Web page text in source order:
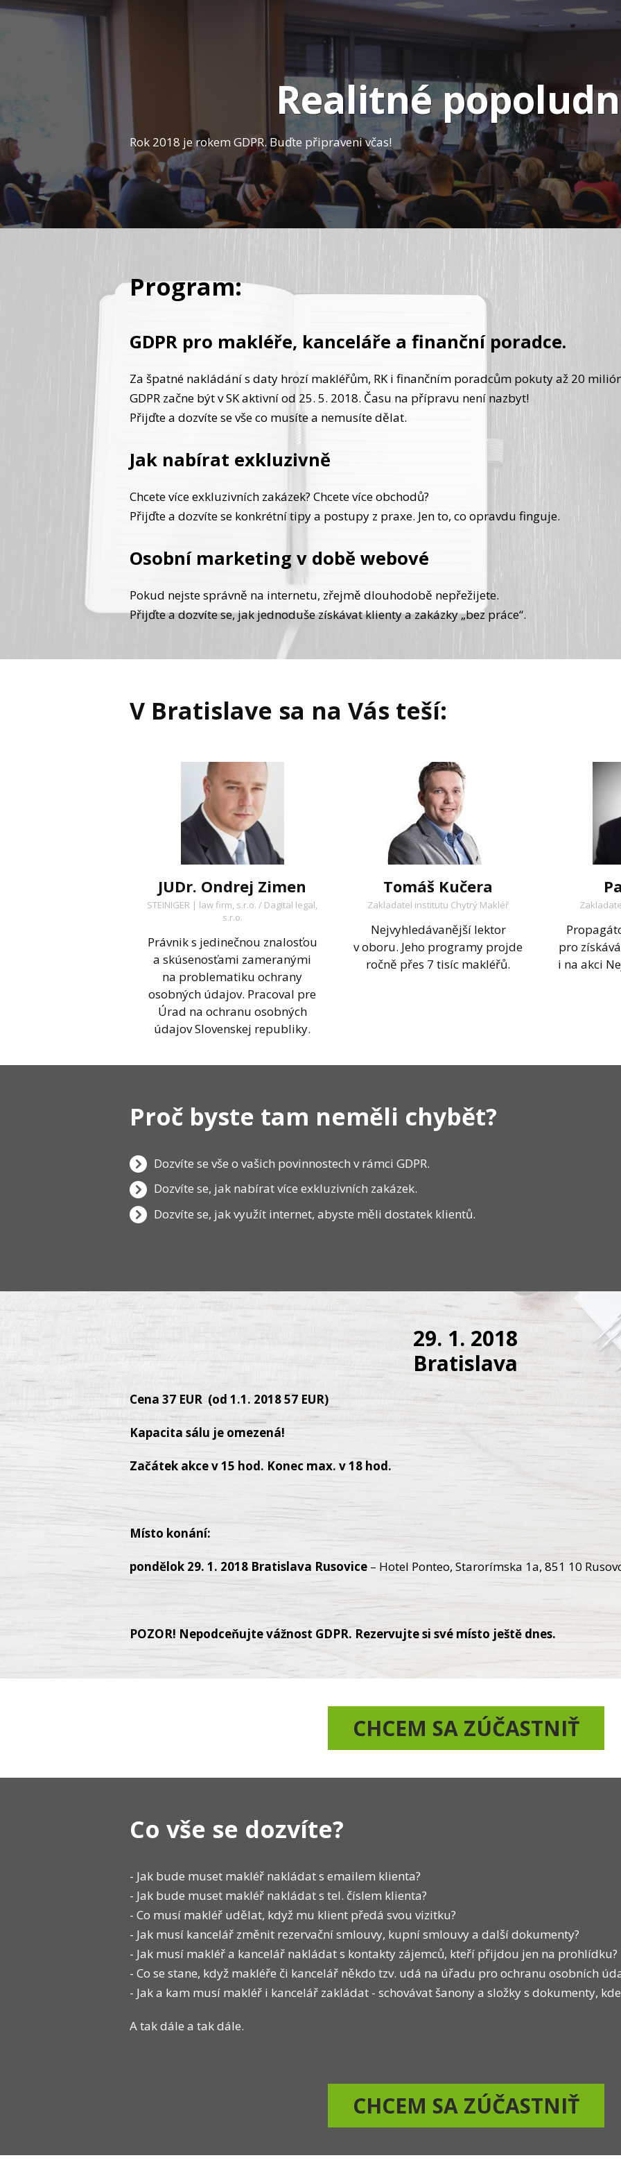
Realitné
Rok 2018 je rokem GDPR. Buďte připraveni včas!
Program:
GDPR pro makléře, kanceláře a finanční poradce.
Za špatné nakládání s daty hrozí makléřům, RK i finančním poradcům pokuty až 20
GDPR začne být v SK aktivní od 25. 5. 2018. Času na přípravu není nazbyt!
Přijďte a dozvíte se vše co musíte a nemusíte dělat.
Jak nabírat exkluzivně
Chcete více exkluzivních zakázek? Chcete více obchodů?
Přijďte a dozvíte se konkrétní tipy a postupy z praxe. Jen to, co opravdu finguje.
Osobní marketing v době webové
Pokud nejste správně na internetu, zřejmě dlouhodobě nepřežijete.
Přijďte a dozvíte se, jak jednoduše získávat klienty a zakázky „bez práce“.
V Bratislave sa na Vás teší:
JUDr. Ondrej Zimen
STEINIGER | law firm, s.r.o. / Dagital legal,
s.r.o.
Právnik s jedinečnou znalosťou
a skúsenosťami zameranými
na problematiku ochrany
osobných údajov. Pracoval pre
Úrad na ochranu osobných
údajov Slovenskej republiky.
Tomáš Kučera
Zakladatel institutu Chytrý Makléř
Nejvyhledávanější lektor
v oboru. Jeho programy projde
ročně přes 7 tisíc makléřů.
pro
i na akci
Proč byste tam neměli chybět?
Dozvíte se vše o vašich povinnostech v rámci GDPR.
Dozvíte se, jak nabírat více exkluzivních zakázek.
Dozvíte se, jak využít internet, abyste měli dostatek klientů.
29. 1. 2018
Bratislava
Cena 37 EUR (od 1.1. 2018 57 EUR)
Kapacita sálu je omezená!
Začátek akce v 15 hod. Konec max. v 18 hod.
Místo konání:
pondělok 29. 1. 2018 Bratislava Rusovice – Hotel Ponteo, Starorímska 1a, 851 10
POZOR! Nepodceňujte vážnost GDPR. Rezervujte si své místo ještě dnes.
CHCEM SA ZÚČASTNIŤ
Co vše se dozvíte?
- Jak bude muset makléř nakládat s emailem klienta?
- Jak bude muset makléř nakládat s tel. číslem klienta?
- Co musí makléř udělat, když mu klient předá svou vizitku?
- Jak musí kancelář změnit rezervační smlouvy, kupní smlouvy a další dokumenty?
- Jak musí makléř a kancelář nakládat s kontakty zájemců, kteří přijdou jen na prohlídku?
- Co se stane, když makléře či kancelář někdo tzv. udá na úřadu pro ochranu osobních
- Jak a kam musí makléř i kancelář zakládat - schovávat šanony a složky s dokumenty,
A tak dále a tak dále.
CHCEM SA ZÚČASTNIŤ